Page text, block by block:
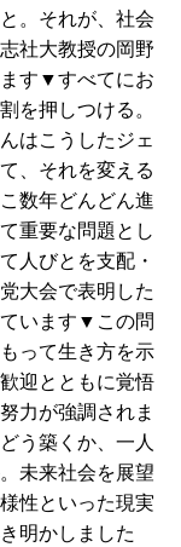
。それが、社会
社大教授の岡野
す▼すべてにお
を押しつける。
はこうしたジェ
、それを変える
数年どんどん進
重要な問題とし
人びとを支配・
大会で表明した
います▼この問
って生き方を示
迎とともに覚悟
力が強調されま
う築くか、一人
未来社会を展望
性といった現実
明かしました